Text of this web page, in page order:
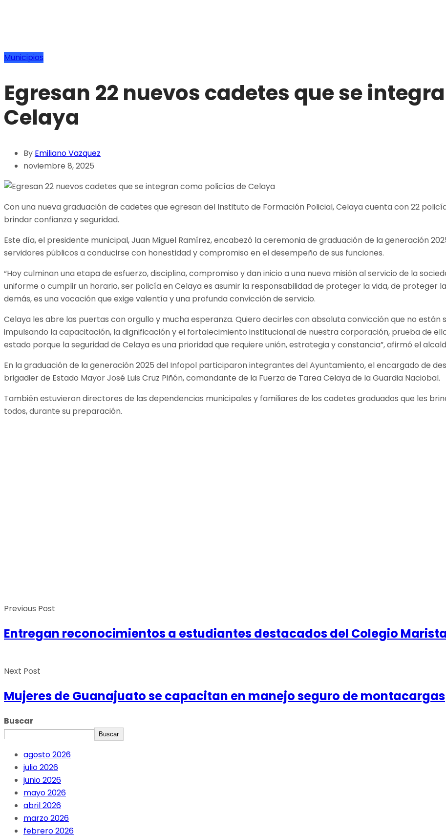
Municipios
Egresan 22 nuevos cadetes que se
Celaya
By Emiliano Vazquez
noviembre 8, 2025
Con una nueva graduación de cadetes que egresan del Instituto de Formación Policial, Celaya cuenta con 22
brindar confianza y seguridad.
Este día, el presidente municipal, Juan Miguel Ramírez, encabezó la ceremonia de graduación de la generación
servidores públicos a conducirse con honestidad y compromiso en el desempeño de sus funciones.
“Hoy culminan una etapa de esfuerzo, disciplina, compromiso y dan inicio a una nueva misión al servicio de la
uniforme o cumplir un horario, ser policía en Celaya es asumir la responsabilidad de proteger la vida, de proteger
demás, es una vocación que exige valentía y una profunda convicción de servicio.
Celaya les abre las puertas con orgullo y mucha esperanza. Quiero decirles con absoluta convicción que no están
impulsando la capacitación, la dignificación y el fortalecimiento institucional de nuestra corporación, prueba de
estado porque la seguridad de Celaya es una prioridad que requiere unión, estrategia y constancia”, afirmó el
En la graduación de la generación 2025 del Infopol participaron integrantes del Ayuntamiento, el encargado de
brigadier de Estado Mayor José Luis Cruz Piñón, comandante de la Fuerza de Tarea Celaya de la Guardia Naciobal.
También estuvieron directores de las dependencias municipales y familiares de los cadetes graduados que les
todos, durante su preparación.
Previous Post
Entregan reconocimientos a estudiantes destacados del Colegio
Next Post
Mujeres de Guanajuato se capacitan en manejo seguro de montacargas
Buscar
Buscar
agosto 2026
julio 2026
junio 2026
mayo 2026
abril 2026
marzo 2026
febrero 2026